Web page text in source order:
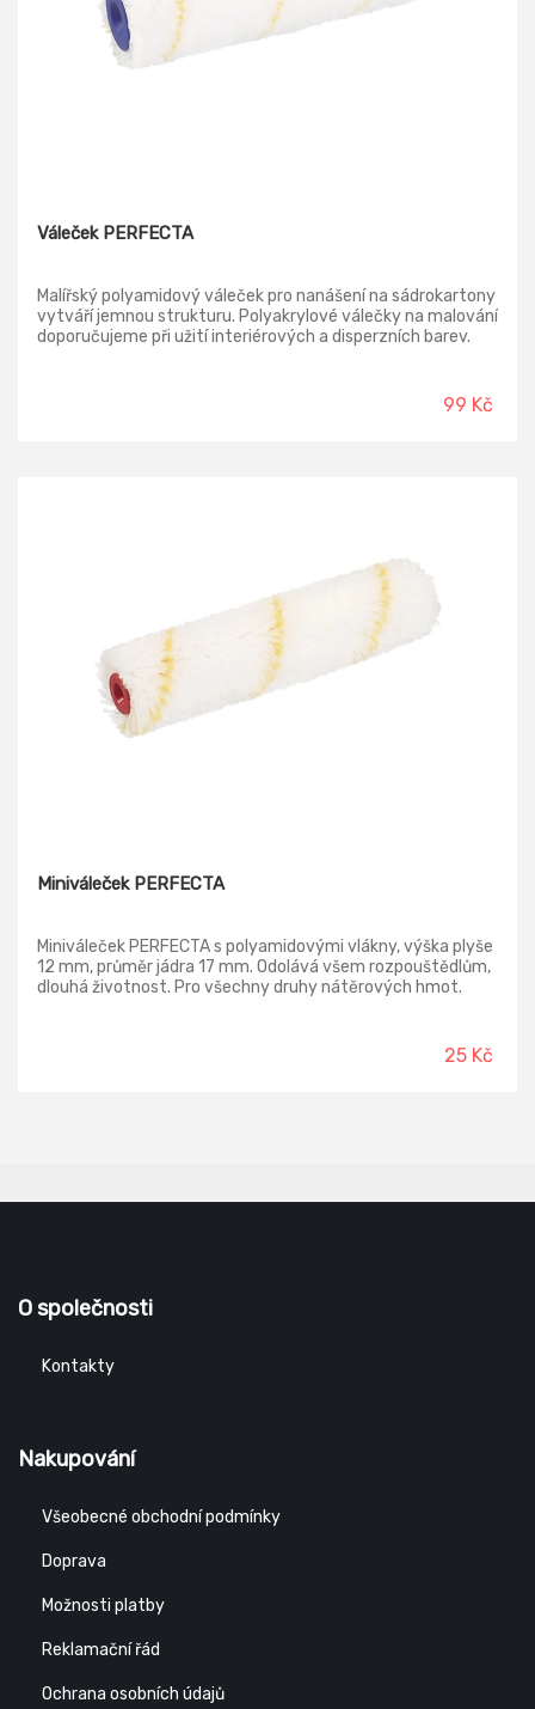
Váleček PERFECTA
Malířský polyamidový váleček pro nanášení na sádrokartony
vytváří jemnou strukturu. Polyakrylové válečky na malování
doporučujeme při užití interiérových a disperzních barev.
99 Kč
Miniváleček PERFECTA
Miniváleček PERFECTA s polyamidovými vlákny, výška plyše
12 mm, průměr jádra 17 mm. Odolává všem rozpouštědlům,
dlouhá životnost. Pro všechny druhy nátěrových hmot.
25 Kč
O společnosti
Kontakty
Nakupování
Všeobecné obchodní podmínky
Doprava
Možnosti platby
Reklamační řád
Ochrana osobních údajů